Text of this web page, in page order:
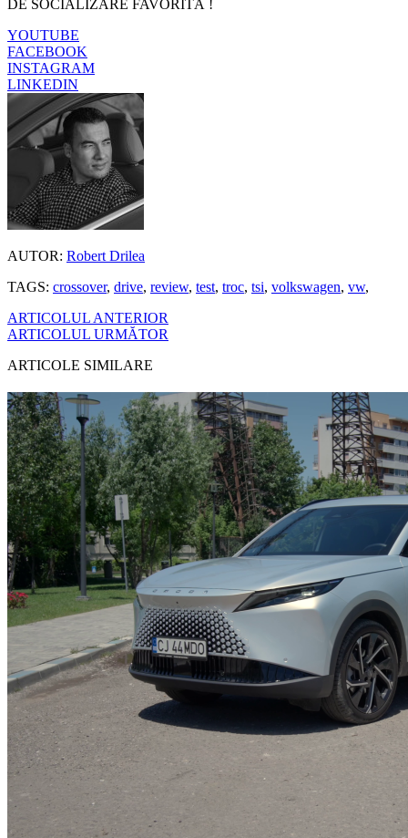
DE SOCIALIZARE FAVORITĂ !
YOUTUBE
FACEBOOK
INSTAGRAM
LINKEDIN
AUTOR: Robert Drilea
TAGS: crossover, drive, review, test, troc, tsi, volkswagen, vw,
ARTICOLUL ANTERIOR
ARTICOLUL URMĂTOR
ARTICOLE SIMILARE